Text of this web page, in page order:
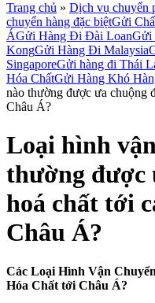
Trang chủ » Dịch vụ chuyển
chuyển hàng đặc biệtGửi
ÁGửi Hàng Đi Đài LoanGửi
KongGửi Hàng Đi Malaysia
SingaporeGửi hàng đi Thái
Hóa ChấtGửi Hàng Khó
nào thường được ưa chuộng
Châu Á?
Loại hình
thường được
hoá chất tới
Châu Á?
Các Loại Hình Vận
Hóa Chất tới Châu Á?